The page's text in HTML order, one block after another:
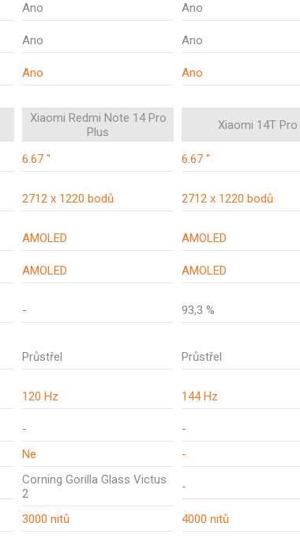
Ano Ano
Ano Ano
Ano Ano
Xiaomi Redmi Note 14 Pro
Plus
Xiaomi 14T Pro
6.67 " 6.67 "
2712 x 1220 bodů 2712 x 1220 bodů
AMOLED AMOLED
AMOLED AMOLED
- 93,3 %
Průstřel Průstřel
120 Hz 144 Hz
- -
Ne -
Corning Gorilla Glass Victus
2
-
3000 nitů 4000 nitů